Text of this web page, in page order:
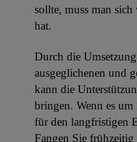
sollte, muss man sich
hat.
Durch die
ausgeglichenen und
kann die
bringen. Wenn es
für den langfristigen
Fangen Sie